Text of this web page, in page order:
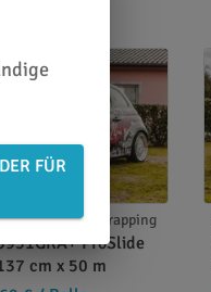
Orajet Car-Wrapping
ProSlide
cm x 50 m
FÜR